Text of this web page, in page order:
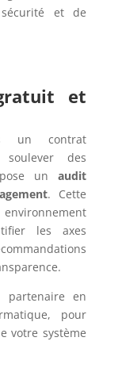
et de
et
un contrat
soulever des
unaudit
. Cette
les axes
partenaire en
pour
votre système